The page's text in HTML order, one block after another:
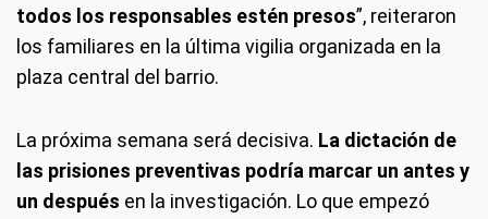
todos los responsables estén presos”, reiteraron
los familiares en la última vigilia organizada en la
plaza central del barrio.
La próxima semana será decisiva. La dictación de
las prisiones preventivas podría marcar un antes y
un después en la investigación. Lo que empezó